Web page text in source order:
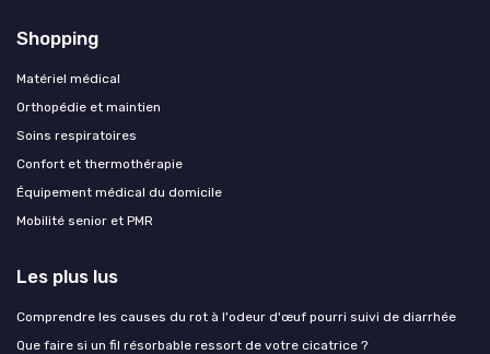
Shopping
Matériel médical
Orthopédie et maintien
Soins respiratoires
Confort et thermothérapie
Équipement médical du domicile
Mobilité senior et PMR
Les plus lus
Comprendre les causes du rot à l'odeur d'œuf pourri suivi de diarrhée
Que faire si un fil résorbable ressort de votre cicatrice ?